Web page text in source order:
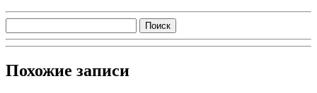
Похожие записи